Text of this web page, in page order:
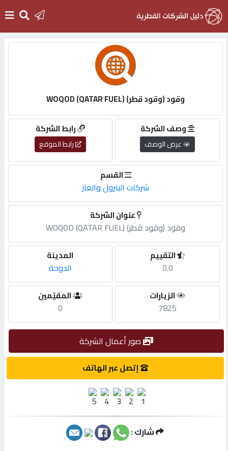
التسجيل
English
أضف
مطلوب
طلب
الاحصائيات
وقود (وقود قطر) WOQOD (QATAR FUEL)
رابط الشركة
رابط الموقع
وصف الشركة
عرض الوصف
القسم
شركات البترول والغاز
عنوان الشركة
وقود (وقود قطر) WOQOD (QATAR FUEL)
المدينة
الدوحة
التقييم
0.0
المقيّمين
0
الزيارات
7825
صور أعمال الشركة
إتصل عبر الهاتف
شارك :